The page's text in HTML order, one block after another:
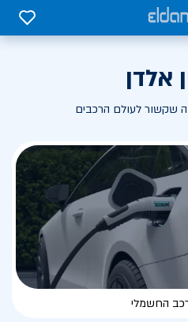
0
אלדן
שקשור לעולם הרכבים
החשמלי